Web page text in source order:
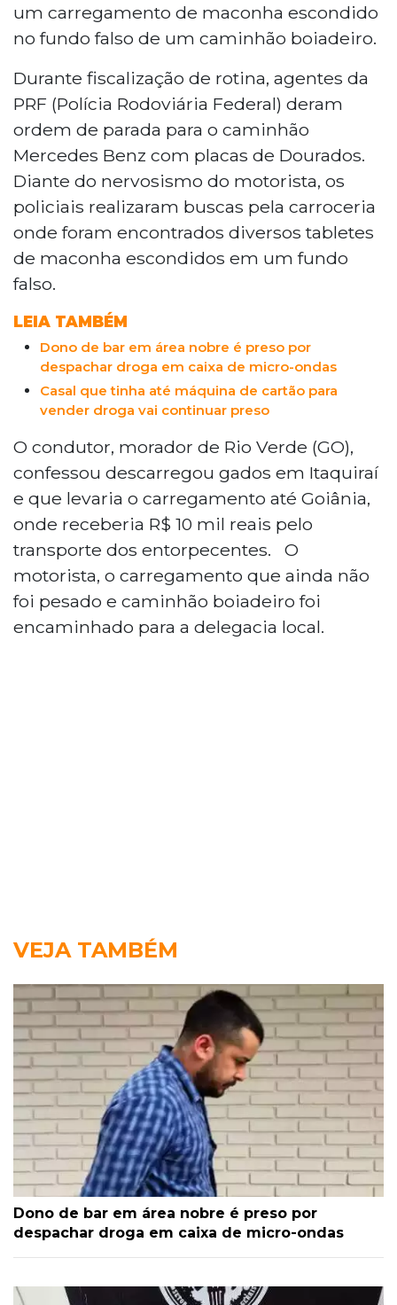
um carregamento de maconha escondido
no fundo falso de um caminhão boiadeiro.
Durante fiscalização de rotina, agentes da
PRF (Polícia Rodoviária Federal) deram
ordem de parada para o caminhão
Mercedes Benz com placas de Dourados.
Diante do nervosismo do motorista, os
policiais realizaram buscas pela carroceria
onde foram encontrados diversos tabletes
de maconha escondidos em um fundo
falso.
LEIA TAMBÉM
Dono de bar em área nobre é preso por
despachar droga em caixa de micro-ondas
Casal que tinha até máquina de cartão para
vender droga vai continuar preso
O condutor, morador de Rio Verde (GO),
confessou descarregou gados em Itaquiraí
e que levaria o carregamento até Goiânia,
onde receberia R$ 10 mil reais pelo
transporte dos entorpecentes. O
motorista, o carregamento que ainda não
foi pesado e caminhão boiadeiro foi
encaminhado para a delegacia local.
VEJA TAMBÉM
Dono de bar em área nobre é preso por
despachar droga em caixa de micro-ondas